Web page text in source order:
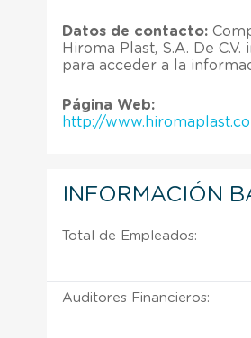
Datos de contacto:
Hiroma Plast, S.A. De C.V.
para acceder a la
Página Web:
http://
INFORMACIÓN
Total de Empleados:
Auditores Financieros: